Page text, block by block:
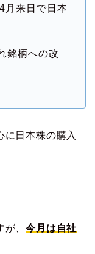
月来日で日本
銘柄への改
に日本株の購入
が、今月は自社